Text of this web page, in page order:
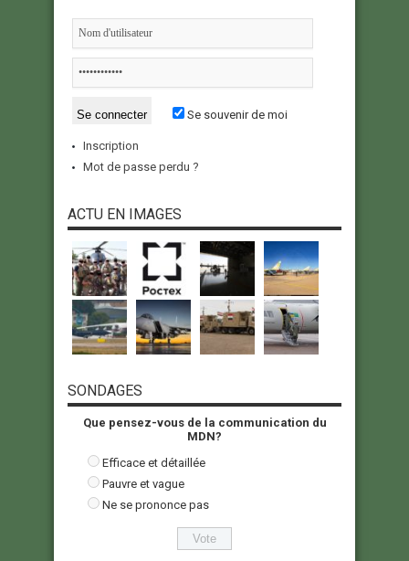
Se souvenir de moi
Inscription
Mot de passe perdu ?
ACTU EN IMAGES
SONDAGES
Que pensez-vous de la communication du
MDN?
Efficace et détaillée
Pauvre et vague
Ne se prononce pas